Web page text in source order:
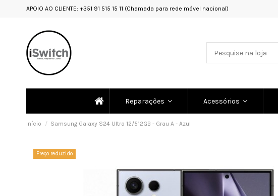
APOIO AO CLIENTE: +351 91 515 15 11 (Chamada para rede móvel nacional)
Reparações Acessórios
Início Samsung Galaxy S24 Ultra 12/512GB - Grau A - Azul
Preço reduzido